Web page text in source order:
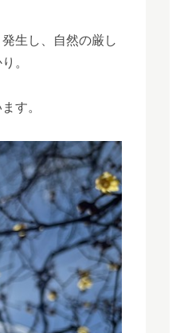
生し、自然の厳し
。
す。